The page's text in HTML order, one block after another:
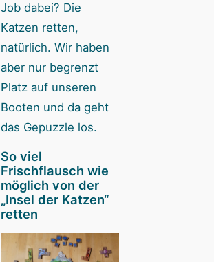
Job dabei? Die
Katzen retten,
natürlich. Wir haben
aber nur begrenzt
Platz auf unseren
Booten und da geht
das Gepuzzle los.
So viel
Frischflausch wie
möglich von der
„Insel der Katzen“
retten